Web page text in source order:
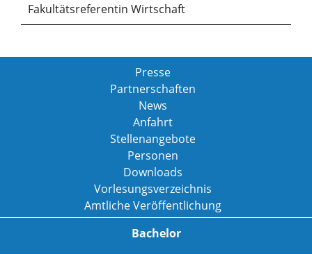
Fakultätsreferentin Wirtschaft
Presse
Partnerschaften
News
Anfahrt
Stellenangebote
Personen
Downloads
Vorlesungsverzeichnis
Amtliche Veröffentlichung
Bachelor